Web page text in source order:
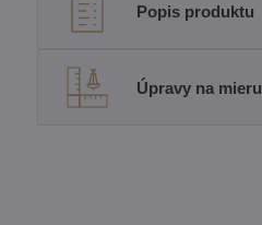
Popis produktu
Úpravy na mieru